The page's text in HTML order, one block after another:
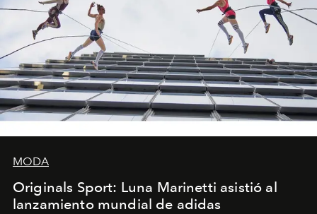
MODA
Originals Sport: Luna Marinetti asistió al
lanzamiento mundial de adidas